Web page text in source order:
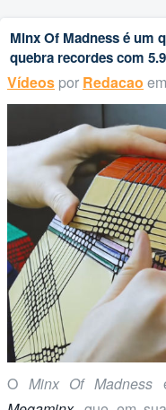
Minx Of Madness é um
quebra recordes com
Vídeos por Redacao
O Minx Of Madnessé